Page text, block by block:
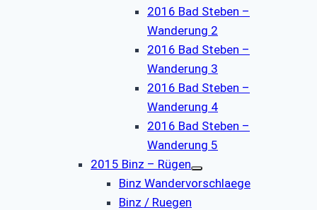
2016 Bad Steben –
Wanderung 2
2016 Bad Steben –
Wanderung 3
2016 Bad Steben –
Wanderung 4
2016 Bad Steben –
Wanderung 5
2015 Binz – Rügen
Binz Wandervorschlaege
Binz / Ruegen